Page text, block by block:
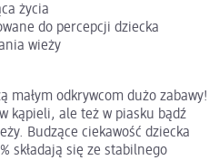
życia
do percepcji dziecka
wieży
małym odkrywcom dużo zabawy!
kąpieli, ale też w piasku bądź
Budzące ciekawość dziecka
składają się ze stabilnego